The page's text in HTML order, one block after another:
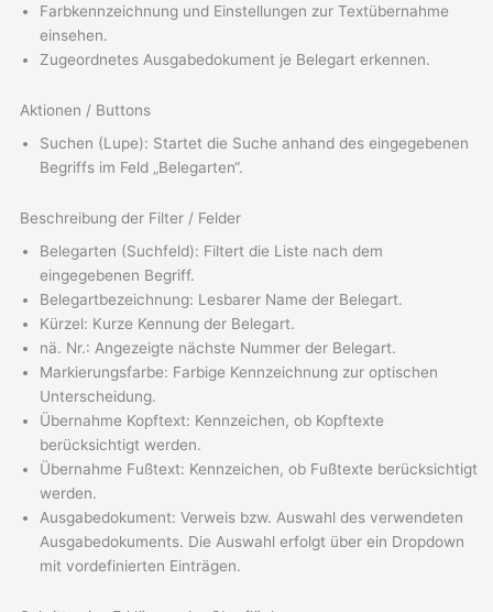
Farbkennzeichnung und Einstellungen zur Textübernahme
einsehen.
Zugeordnetes Ausgabedokument je Belegart erkennen.
Aktionen / Buttons
Suchen (Lupe): Startet die Suche anhand des eingegebenen
Begriffs im Feld „Belegarten“.
Beschreibung der Filter / Felder
Belegarten (Suchfeld): Filtert die Liste nach dem
eingegebenen Begriff.
Belegartbezeichnung: Lesbarer Name der Belegart.
Kürzel: Kurze Kennung der Belegart.
nä. Nr.: Angezeigte nächste Nummer der Belegart.
Markierungsfarbe: Farbige Kennzeichnung zur optischen
Unterscheidung.
Übernahme Kopftext: Kennzeichen, ob Kopftexte
berücksichtigt werden.
Übernahme Fußtext: Kennzeichen, ob Fußtexte berücksichtigt
werden.
Ausgabedokument: Verweis bzw. Auswahl des verwendeten
Ausgabedokuments. Die Auswahl erfolgt über ein Dropdown
mit vordefinierten Einträgen.